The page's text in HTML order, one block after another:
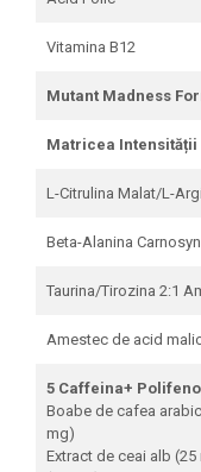
Vitamina B12
Mutant Madness
Matricea
L-Citrulina Malat/L-
Beta-Alanina Carnosyn
Taurina/Tirozina 2:1
Amestec de acid
5 Caffeina+
Boabe de cafea
mg)
Extract de ceai alb